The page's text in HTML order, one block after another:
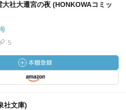
大社大遷宮の夜 (HONKOWAコミッ
5
社文庫)